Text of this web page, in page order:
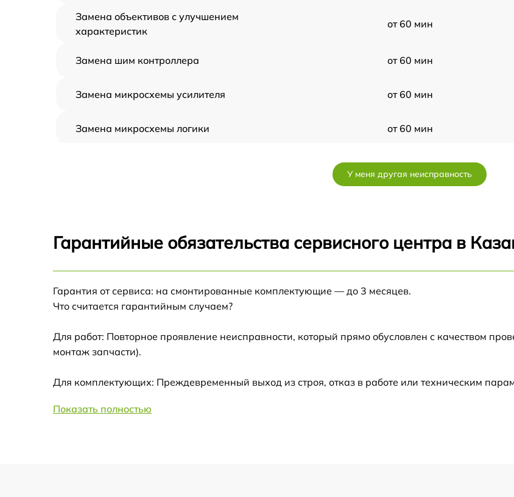
Замена объективов с улучшением
характеристик
от 60 мин
Замена шим контроллера от 60 мин
Замена микросхемы усилителя от 60 мин
Замена микросхемы логики от 60 мин
от 60 мин
Калибровка и настройка тепловизора
Ремонт датчика синхроимпульсов от 60 мин
Ремонт оптики
Восстановление питания от 60 мин
Замена корпуса
У меня другая неисправность
Гарантийные обязательства сервисного центра в
Гарантия от сервиса: на смонтированные комплектующие — до 3 месяцев.
Что считается гарантийным случаем?
Для работ: Повторное проявление неисправности, который прямо обусловлен с качеством
монтаж запчасти).
Для комплектующих: Преждевременный выход из строя, отказ в работе или техническим
Показать полностью